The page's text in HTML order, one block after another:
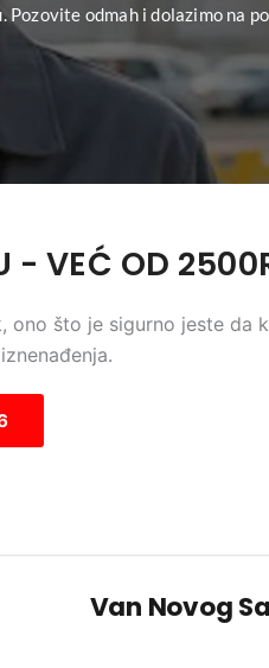
odmah i dolazimo na
- VEĆ OD
što je sigurno jeste da
Van Novog